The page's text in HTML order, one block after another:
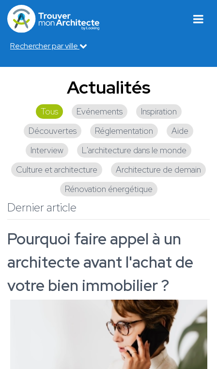
Rechercher par ville
Actualités
Tous Evénements
Inspiration
Découvertes
Réglementation
Aide
Interview
L'architecture dans le monde
Culture et architecture
Architecture de demain
Rénovation énergétique
Dernier article
Pourquoi faire appel à un
architecte avant l'achat de
votre bien immobilier ?